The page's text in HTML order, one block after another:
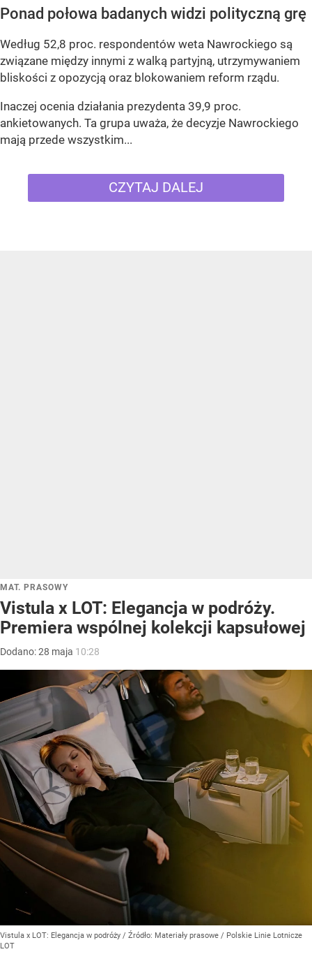
Ponad połowa badanych widzi polityczną grę
Według 52,8 proc. respondentów weta Nawrockiego są
związane między innymi z walką partyjną, utrzymywaniem
bliskości z opozycją oraz blokowaniem reform rządu.
Inaczej ocenia działania prezydenta 39,9 proc.
ankietowanych. Ta grupa uważa, że decyzje Nawrockiego
mają przede wszystkim...
CZYTAJ DALEJ
MAT. PRASOWY
Vistula x LOT: Elegancja w podróży.
Premiera wspólnej kolekcji kapsułowej
Dodano:28 maja 10:28
Vistula x LOT: Elegancja w podróży / Źródło: Materiały prasowe / Polskie Linie Lotnicze
LOT